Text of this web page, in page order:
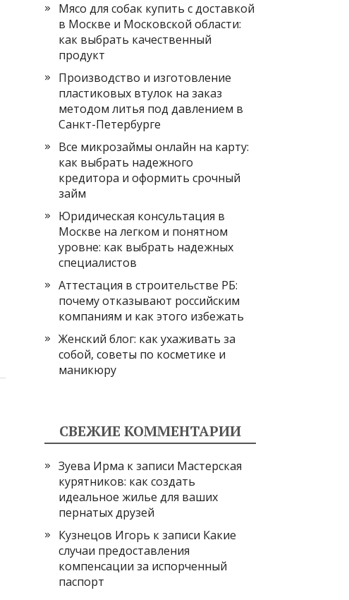
Мясо для собак купить с доставкой
в Москве и Московской области:
как выбрать качественный
продукт
Производство и изготовление
пластиковых втулок на заказ
методом литья под давлением в
Санкт-Петербурге
Все микрозаймы онлайн на карту:
как выбрать надежного
кредитора и оформить срочный
займ
Юридическая консультация в
Москве на легком и понятном
уровне: как выбрать надежных
специалистов
Аттестация в строительстве РБ:
почему отказывают российским
компаниям и как этого избежать
Женский блог: как ухаживать за
собой, советы по косметике и
маникюру
СВЕЖИЕ КОММЕНТАРИИ
Зуева Ирма к записи Мастерская
курятников: как создать
идеальное жилье для ваших
пернатых друзей
Кузнецов Игорь к записи Какие
случаи предоставления
компенсации за испорченный
паспорт